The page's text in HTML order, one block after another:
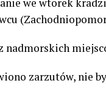
nadmorskich
zarzutów, nie